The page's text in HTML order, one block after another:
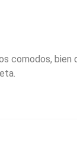
comodos,